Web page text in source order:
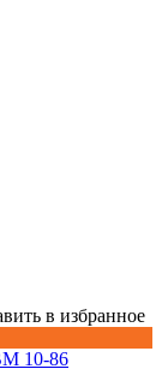
в избранное